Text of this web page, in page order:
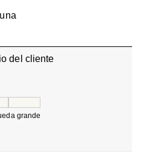
del cliente
grande